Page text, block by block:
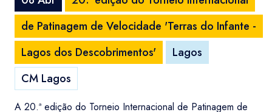
de Patinagem de Velocidade 'Terras do Infante -
Lagos dos Descobrimentos'
Lagos
CM Lagos
A 20.ª edição do Torneio Internacional de Patinagem de